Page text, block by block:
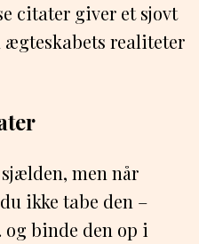
citater giver et sjovt
realiteter
men når
ikke tabe den –
binde den op i